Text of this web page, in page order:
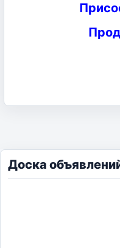
Доска